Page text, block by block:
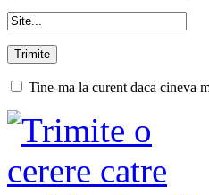
Tine-ma la curent daca cineva